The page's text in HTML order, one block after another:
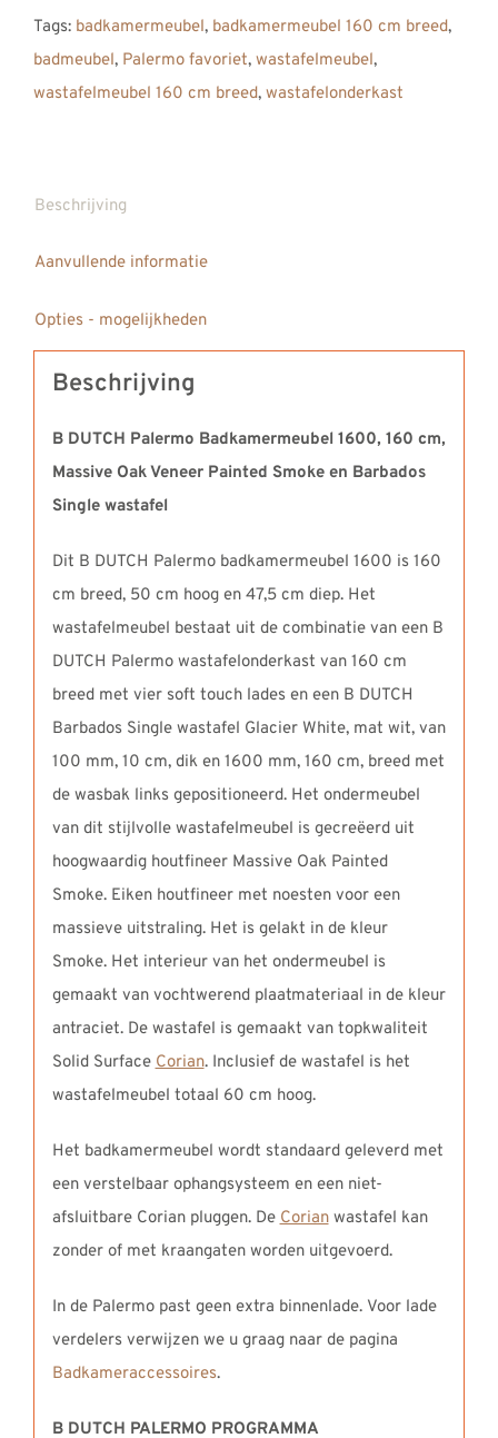
Oak
Painted
Smoke
Surface
wastafel
Single
aantal
Tags: badkamermeubel, badkamermeubel 160 cm breed,
badmeubel, Palermo favoriet, wastafelmeubel,
wastafelmeubel 160 cm breed, wastafelonderkast
Beschrijving
Aanvullende informatie
Opties - mogelijkheden
Beschrijving
B DUTCH Palermo Badkamermeubel 1600, 160 cm,
Massive Oak Veneer Painted Smoke en Barbados
Single wastafel
Dit B DUTCH Palermo badkamermeubel 1600 is 160
cm breed, 50 cm hoog en 47,5 cm diep. Het
wastafelmeubel bestaat uit de combinatie van een B
DUTCH Palermo wastafelonderkast van 160 cm
breed met vier soft touch lades en een B DUTCH
Barbados Single wastafel Glacier White, mat wit, van
100 mm, 10 cm, dik en 1600 mm, 160 cm, breed met
de wasbak links gepositioneerd. Het ondermeubel
van dit stijlvolle wastafelmeubel is gecreëerd uit
hoogwaardig houtfineer Massive Oak Painted
Smoke. Eiken houtfineer met noesten voor een
massieve uitstraling. Het is gelakt in de kleur
Smoke. Het interieur van het ondermeubel is
gemaakt van vochtwerend plaatmateriaal in de kleur
antraciet. De wastafel is gemaakt van topkwaliteit
Solid Surface Corian. Inclusief de wastafel is het
wastafelmeubel totaal 60 cm hoog.
Het badkamermeubel wordt standaard geleverd met
een verstelbaar ophangsysteem en een niet-
afsluitbare Corian pluggen. De Corianwastafel kan
zonder of met kraangaten worden uitgevoerd.
In de Palermo past geen extra binnenlade. Voor lade
verdelers verwijzen we u graag naar de pagina
Badkameraccessoires.
B DUTCH PALERMO PROGRAMMA